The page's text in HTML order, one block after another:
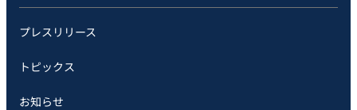
プレスリリース
トピックス
お知らせ